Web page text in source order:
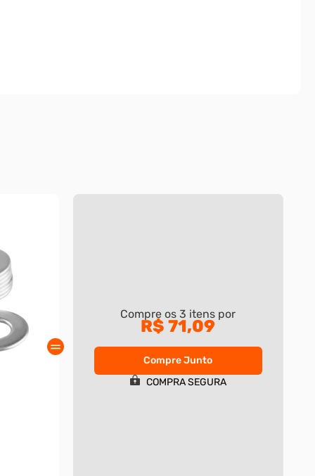
Compre os3 itens por
R$ 71,09
Compre Junto
COMPRA SEGURA